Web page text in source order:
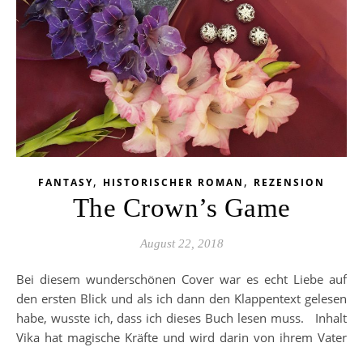
FANTASY, HISTORISCHER ROMAN , REZENSION
The Crown’s Game
August 22, 2018
Bei diesem wunderschönen Cover war es echt Liebe auf
den ersten Blick und als ich dann den Klappentext gelesen
habe, wusste ich, dass ich dieses Buch lesen muss. Inhalt
Vika hat magische Kräfte und wird darin von ihrem Vater